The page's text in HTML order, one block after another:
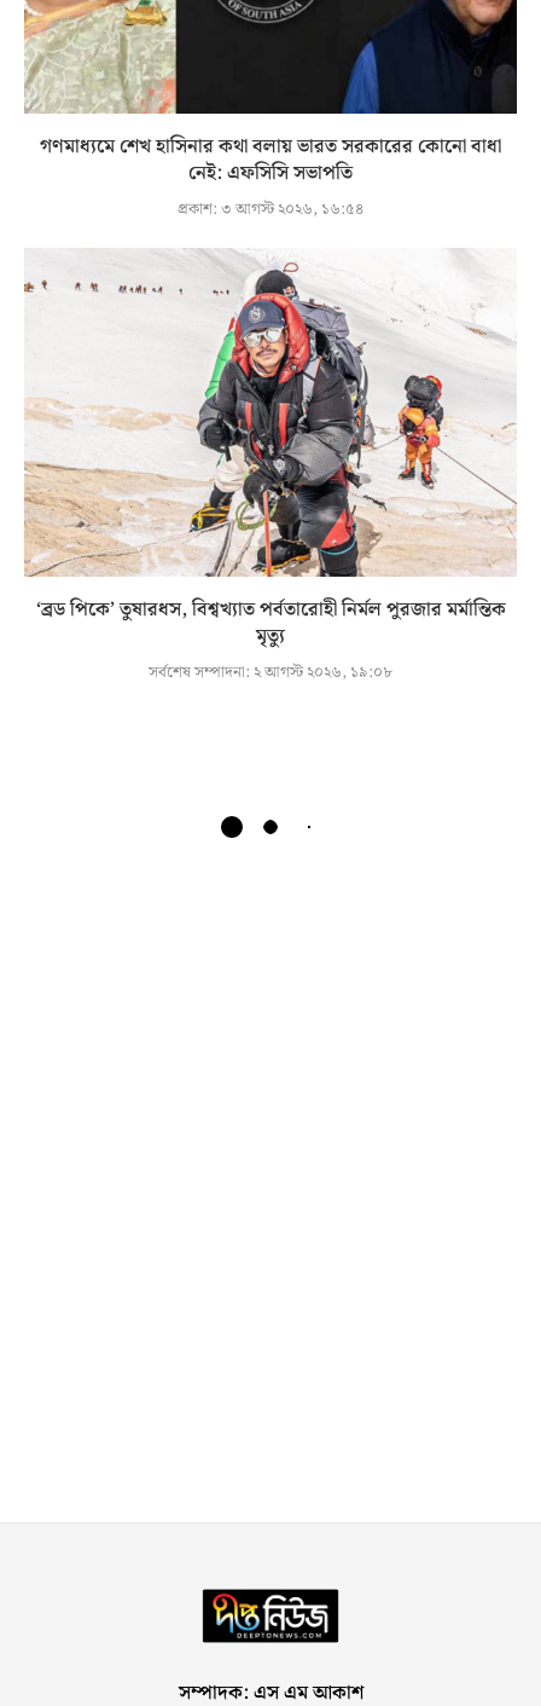
গণমাধ্যমে শেখ হাসিনার কথা বলায় ভারত সরকারের কোনো বাধা
নেই: এফসিসি সভাপতি
প্রকাশ:৩ আগস্ট ২০২৬, ১৬:৫৪
‘ব্রড পিকে’ তুষারধস, বিশ্বখ্যাত পর্বতারোহী নির্মল পুরজার মর্মান্তিক
মৃত্যু
সর্বশেষ সম্পাদনা: ২ আগস্ট ২০২৬, ১৯:০৮
সম্পাদক: এস এম আকাশ